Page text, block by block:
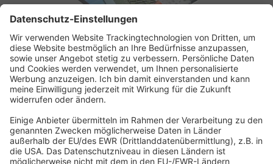
ABONNEMENT ANFORDERN
Kostenloses Probeheft anfordern